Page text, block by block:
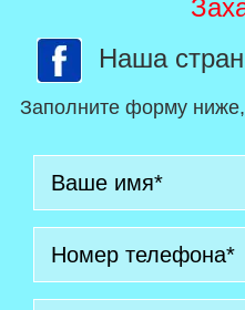
Наша
Заполните форму